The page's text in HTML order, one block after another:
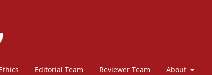
Editorial Team Reviewer Team About